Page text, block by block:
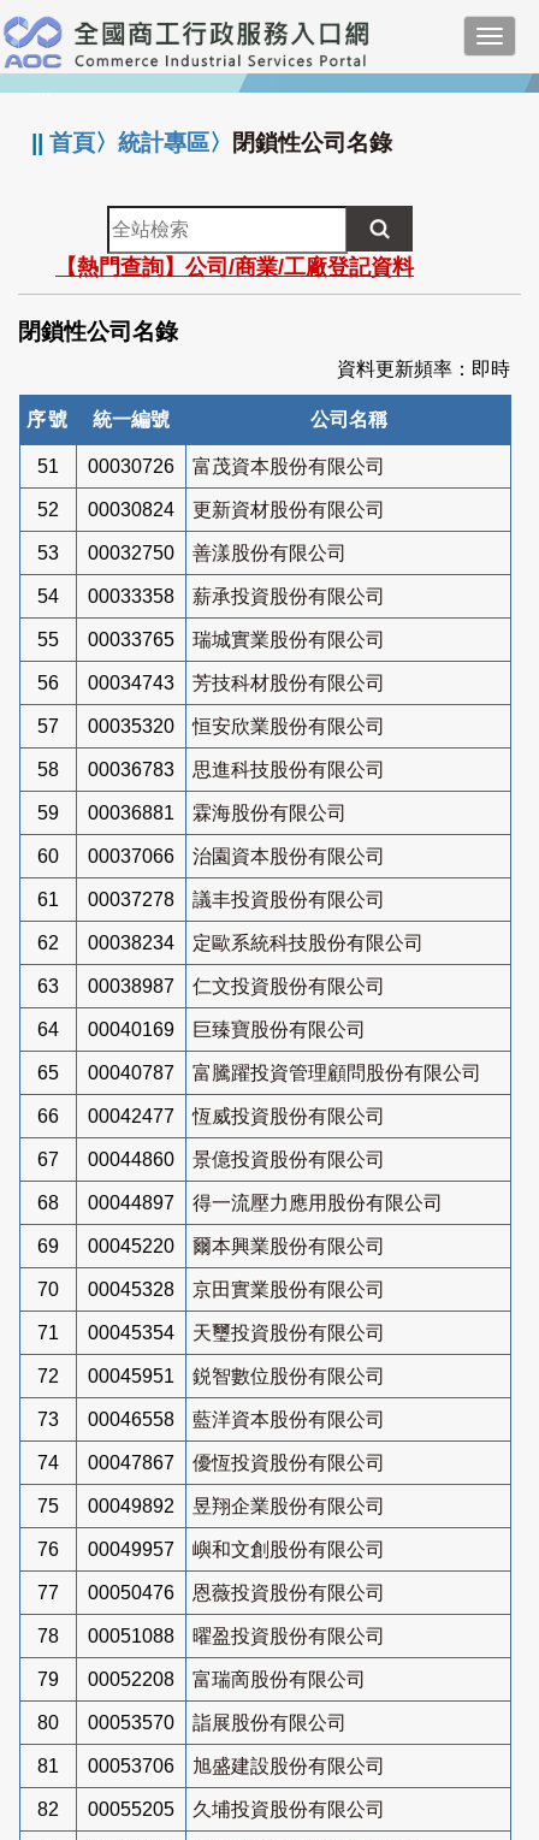
跳
到
主
要
:::
||首頁〉統計專區〉 閉鎖性公司名錄
全
站
檢
索
【熱門查詢】公司/商業/工廠登記資料
閉鎖性公司名錄
資料更新頻率：即時
序號 統一編號 公司名稱
51 00030726 富茂資本股份有限公司
52 00030824 更新資材股份有限公司
53 00032750 善漾股份有限公司
54 00033358 薪承投資股份有限公司
55 00033765 瑞城實業股份有限公司
56 00034743 芳技科材股份有限公司
57 00035320 恒安欣業股份有限公司
58 00036783 思進科技股份有限公司
59 00036881 霖海股份有限公司
60 00037066 治園資本股份有限公司
61 00037278 議丰投資股份有限公司
62 00038234 定歐系統科技股份有限公司
63 00038987 仁文投資股份有限公司
64 00040169 巨臻寶股份有限公司
65 00040787 富騰躍投資管理顧問股份有限公司
66 00042477 恆威投資股份有限公司
67 00044860 景億投資股份有限公司
68 00044897 得一流壓力應用股份有限公司
69 00045220 爾本興業股份有限公司
70 00045328 京田實業股份有限公司
71 00045354 天璽投資股份有限公司
72 00045951 鋭智數位股份有限公司
73 00046558 藍洋資本股份有限公司
74 00047867 優恆投資股份有限公司
75 00049892 昱翔企業股份有限公司
76 00049957 嶼和文創股份有限公司
77 00050476 恩薇投資股份有限公司
78 00051088 曜盈投資股份有限公司
79 00052208 富瑞啇股份有限公司
80 00053570 詣展股份有限公司
81 00053706 旭盛建設股份有限公司
82 00055205 久埔投資股份有限公司